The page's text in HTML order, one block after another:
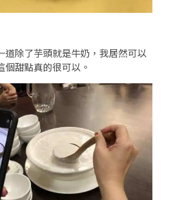
道除了芋頭就是牛奶，我居然可以
甜點真的很可以。